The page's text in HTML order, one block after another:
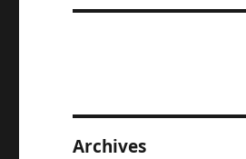
Archives